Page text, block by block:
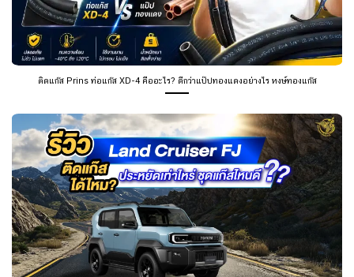
ติดแก๊ส Prins ท่อแก๊ส XD-4 คืออะไร? ดีกว่าแป๊ปทองแดงอย่างไร หงษ์ทองแก๊ส